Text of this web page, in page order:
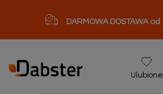
DARMOWA DOSTAWA od
Ulubione